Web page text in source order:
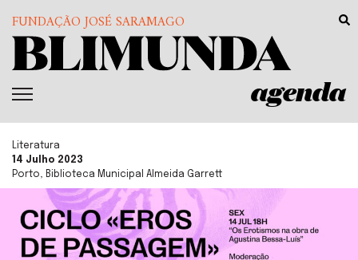
FUNDAÇÃO JOSÉ SARAMAGO
agenda
Literatura
14 Julho 2023
Porto, Biblioteca Municipal Almeida Garrett